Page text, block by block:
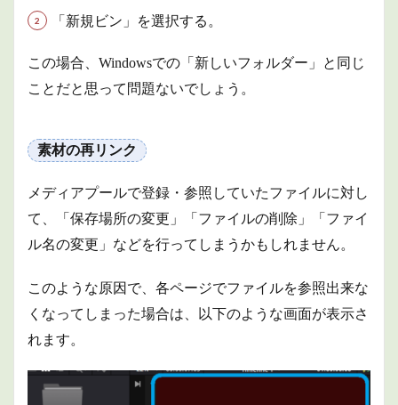
「新規ビン」を選択する。
この場合、Windowsでの「新しいフォルダー」と同じ
ことだと思って問題ないでしょう。
素材の再リンク
メディアプールで登録・参照していたファイルに対し
て、「保存場所の変更」「ファイルの削除」「ファイ
ル名の変更」などを行ってしまうかもしれません。
このような原因で、各ページでファイルを参照出来な
くなってしまった場合は、以下のような画面が表示さ
れます。